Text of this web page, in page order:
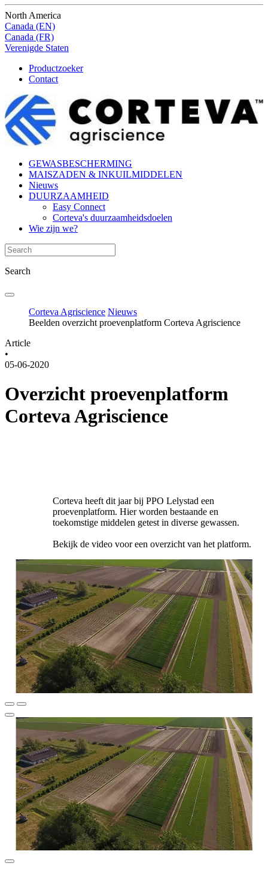
North America
Canada (EN)
Canada (FR)
Verenigde Staten
Productzoeker
Contact
GEWASBESCHERMING
MAISZADEN & INKUILMIDDELEN
Nieuws
DUURZAAMHEID
Easy Connect
Corteva's duurzaamheidsdoelen
Wie zijn we?
Search
Corteva Agriscience Nieuws
Beelden overzicht proevenplatform Corteva Agriscience
Article
•
05-06-2020
Overzicht proevenplatform
Corteva Agriscience
Corteva heeft dit jaar bij PPO Lelystad een
proevenplatform. Hier worden bestaande en
toekomstige middelen getest in diverse gewassen.
Bekijk de video voor een overzicht van het platform.